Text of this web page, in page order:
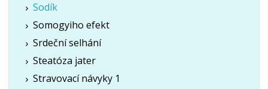
Sodík
Somogyiho efekt
Srdeční selhání
Steatóza jater
Stravovací návyky 1